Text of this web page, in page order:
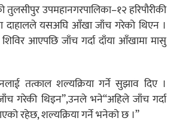
उपमहानगरपालिका–१२ हरिपौरीकी
दाहालले यसअघि आँखा जाँच गरेको थिएन ।
आएपछि जाँच गर्दा दाँया आँखामा मासु
तत्काल शल्यक्रिया गर्ने सुझाव दिए ।
गरेकी थिइन”,उनले भने“अहिले जाँच गर्दा
रहेछ, शल्यक्रिया गर्ने भनेको छ ।”